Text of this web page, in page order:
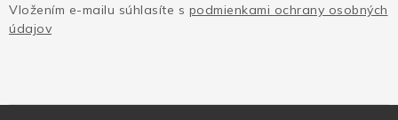
Vložením e-mailu súhlasíte s podmienkami ochrany osobných
údajov